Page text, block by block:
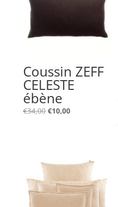
Coussin ZEFF
CELESTE
ébène
€34,00 Le
€10,00Le